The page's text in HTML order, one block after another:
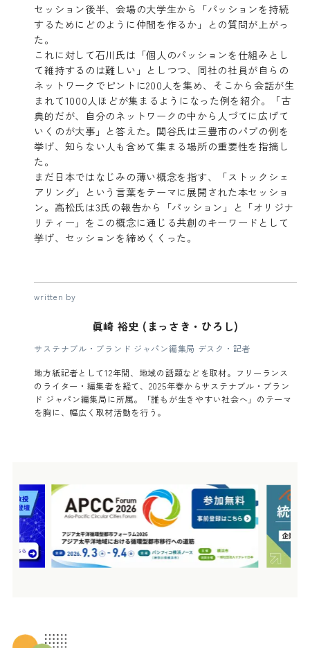
セッション後半、会場の大学生から「パッションを持続
するためにどのように仲間を作るか」との質問が上がっ
た。
これに対して石川氏は「個人のパッションを仕組みとし
て維持するのは難しい」としつつ、同社の社員が自らの
ネットワークでピントに200人を集め、そこから会話が生
まれて1000人ほどが集まるようになった例を紹介。「古
典的だが、自分のネットワークの中から人づてに広げて
いくのが大事」と答えた。関谷氏は三豊市のパブの例を
挙げ、知らない人も含めて集まる場所の重要性を指摘し
た。
まだ日本ではなじみの薄い概念を指す、「ストックシェ
アリング」という言葉をテーマに展開された本セッショ
ン。高松氏は3氏の報告から「パッション」と「オリジナ
リティー」をこの概念に通じる共創のキーワードとして
挙げ、セッションを締めくくった。
written by
眞崎 裕史 (まっさき・ひろし)
サステナブル・ブランド ジャパン編集局 デスク・記者
地方紙記者として12年間、地域の話題などを取材。フリーランス
のライター・編集者を経て、2025年春からサステナブル・ブラン
ド ジャパン編集局に所属。「誰もが生きやすい社会へ」のテーマ
を胸に、幅広く取材活動を行う。